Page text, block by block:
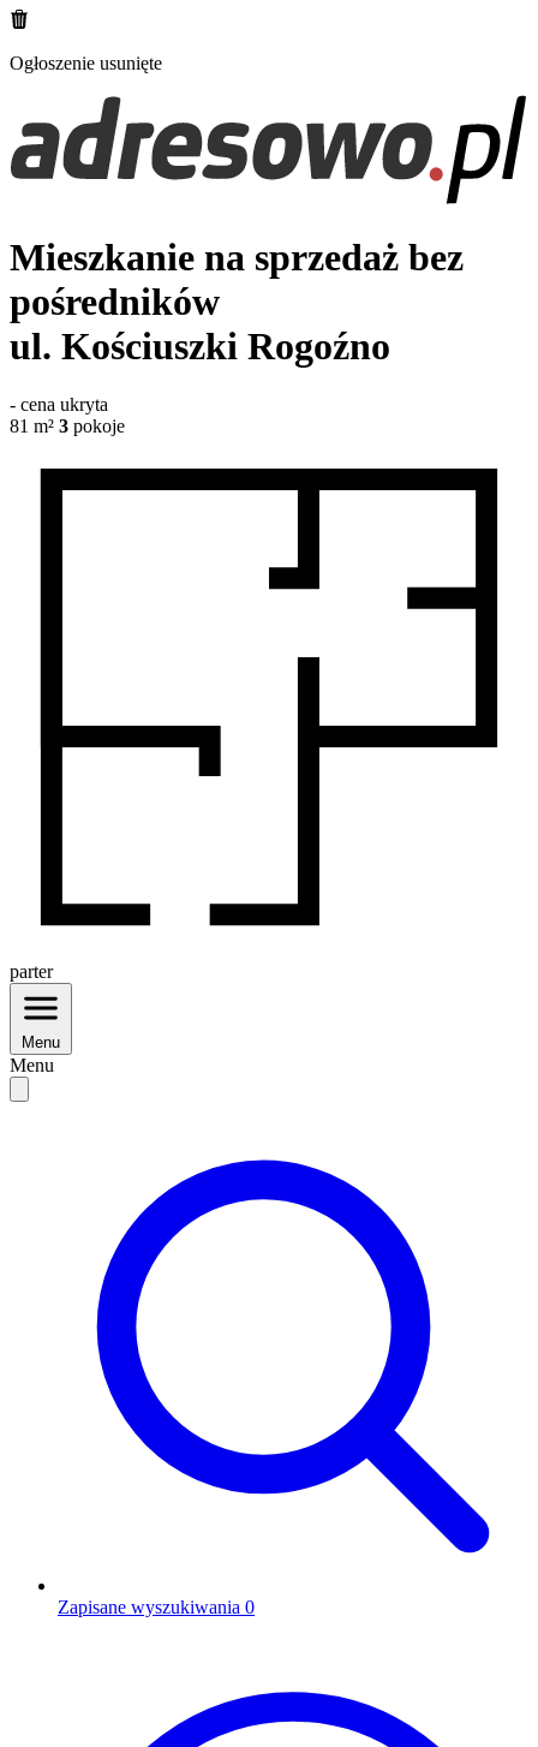
Ogłoszenie usunięte
Mieszkanie na sprzedaż bez
pośredników
ul. Kościuszki Rogoźno
- cena ukryta
81 m² 3 pokoje
parter
Menu
Menu
Zapisane wyszukiwania 0